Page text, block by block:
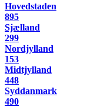
Hovedstaden
895
Sjælland
299
Nordjylland
153
Midtjylland
448
Syddanmark
490